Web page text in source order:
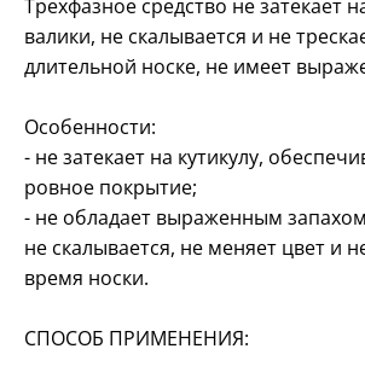
Трехфазное средство не затекает
валики, не скалывается и не
длительной носке, не имеет
Особенности:
- не затекает на кутикулу,
ровное покрытие;
- не обладает выраженным
не скалывается, не меняет цвет и
время носки.
СПОСОБ ПРИМЕНЕНИЯ: